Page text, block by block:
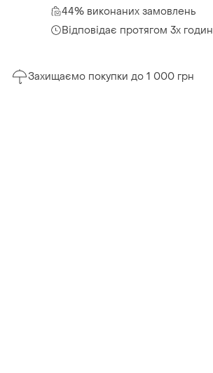
44% виконаних замовлень
Відповідає протягом 3х годин
Захищаємо покупки до 1 000 грн